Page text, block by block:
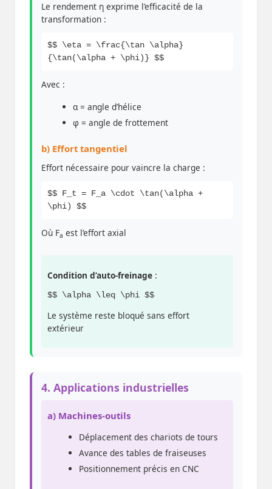
Le rendement η exprime l’efficacité de la
transformation :
$$ \eta = \frac{\tan \alpha}
{\tan(\alpha + \phi)} $$
Avec :
α = angle d’hélice
φ = angle de frottement
b) Effort tangentiel
Effort nécessaire pour vaincre la charge :
$$ F_t = F_a \cdot \tan(\alpha +
\phi) $$
Où Fa est l’effort axial
Condition d’auto-freinage :
$$ \alpha \leq \phi $$
Le système reste bloqué sans effort
extérieur
4. Applications industrielles
a) Machines-outils
Déplacement des chariots de tours
Avance des tables de fraiseuses
Positionnement précis en CNC